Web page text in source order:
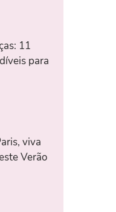
11
para
viva
Verão